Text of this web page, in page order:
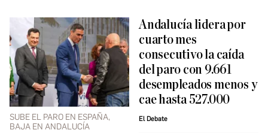
SUBE EL PARO EN ESPAÑA,
BAJA EN ANDALUCÍA
Andalucía lidera por
cuarto mes
consecutivo la caída
del paro con 9.661
desempleados menos y
cae hasta 527.000
El Debate